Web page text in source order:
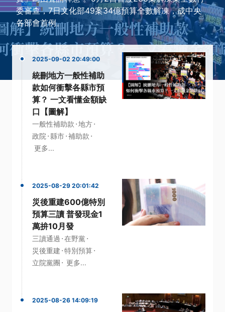
委審查，7日文化部49案34億預算全數解凍，成中央
各部會首例。
2025-09-02 20:49:00
統刪地方一般性補助
款如何衝擊各縣市預
算？ 一文看懂金額缺
口【圖解】
一般性補助款 ·地方·
政院 · 縣市·補助款 ·
更多...
2025-08-29 20:01:42
災後重建600億特別
預算三讀 普發現金1
萬拚10月發
三讀通過 ·在野黨 ·
災後重建 ·特別預算·
立院黨團 · 更多...
2025-08-26 14:09:19